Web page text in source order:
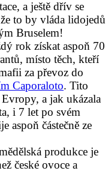
a ještě dřív se
to by vláda lidojedů
Bruselem!
rok získat aspoň 70
místo těch, kteří
za převoz do
Caporaloto. Tito
a jak ukázala
i 7 let po svém
aspoň částečně ze
produkce je
české ovoce a